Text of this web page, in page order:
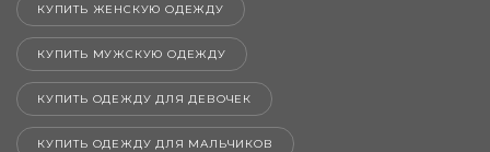
КУПИТЬ ЖЕНСКУЮ ОДЕЖДУ
КУПИТЬ МУЖСКУЮ ОДЕЖДУ
КУПИТЬ ОДЕЖДУ ДЛЯ ДЕВОЧЕК
КУПИТЬ ОДЕЖДУ ДЛЯ МАЛЬЧИКОВ